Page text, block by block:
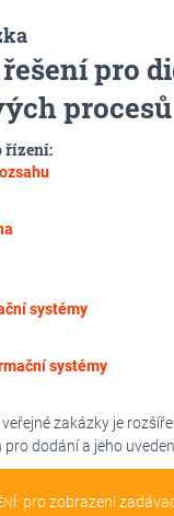
pro
procesů
řízení:
systémy
systémy
zakázky je
dodání a jeho
pro zobrazení